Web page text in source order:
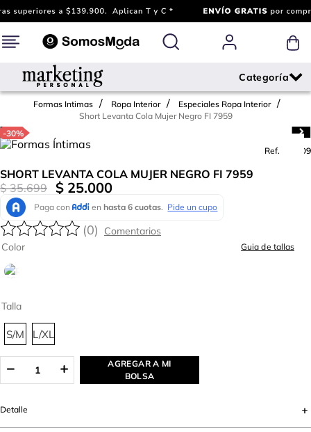
Formas Intimas Ropa Interior
Especiales Ropa Interior
Short Levanta Cola Mujer Negro FI 7959
-30%
Ref.
695909
SHORT LEVANTA COLA MUJER NEGRO FI 7959
$ 35.699 $ 25.000
(0)
Talla
S/M L/XL
Color Guia de tallas
AGREGAR A MI
BOLSA
Detalle